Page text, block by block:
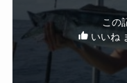
この
いいね